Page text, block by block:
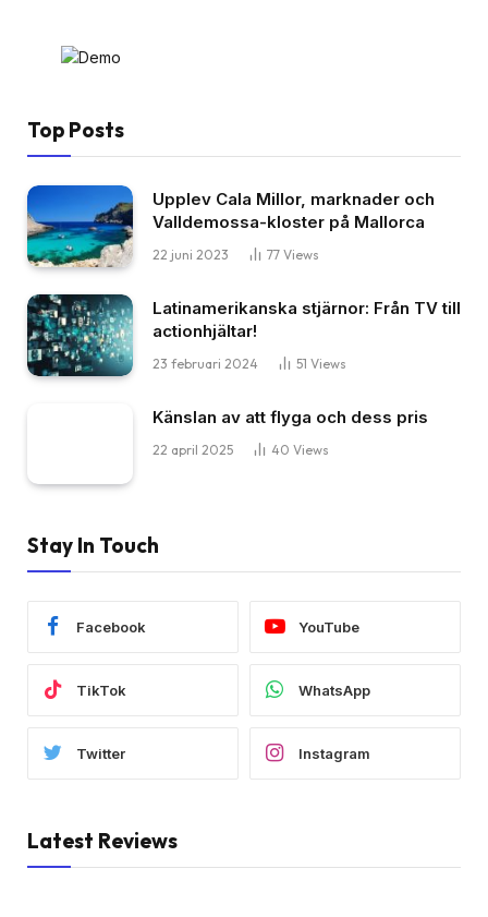
Top Posts
Upplev Cala Millor, marknader och
Valldemossa-kloster på Mallorca
22 juni 2023 77 Views
Latinamerikanska stjärnor: Från TV till
actionhjältar!
23 februari 2024 51 Views
Känslan av att flyga och dess pris
22 april 2025 40 Views
Stay In Touch
Facebook YouTube
TikTok WhatsApp
Twitter Instagram
Latest Reviews